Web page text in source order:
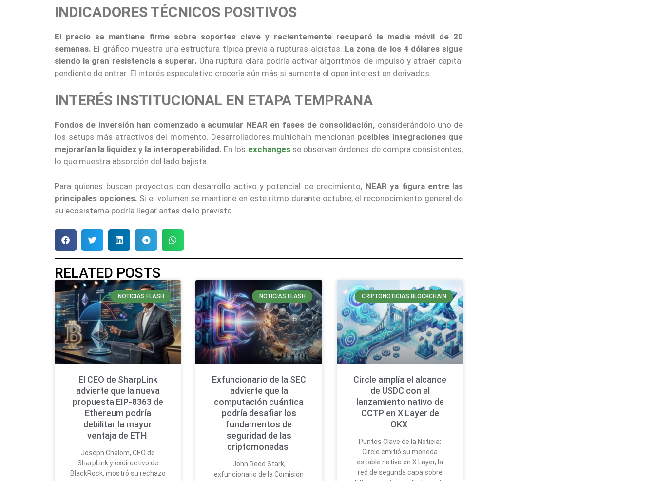
INDICADORES TÉCNICOS POSITIVOS
El precio se mantiene firme sobre soportes clave y recientemente recuperó la media móvil de 20
semanas. El gráfico muestra una estructura típica previa a rupturas alcistas. La zona de los 4 dólares sigue
siendo la gran resistencia a superar. Una ruptura clara podría activar algoritmos de impulso y atraer capital
pendiente de entrar. El interés especulativo crecería aún más si aumenta el open interest en derivados.
INTERÉS INSTITUCIONAL EN ETAPA TEMPRANA
Fondos de inversión han comenzado a acumular NEAR en fases de consolidación, considerándolo uno de
los setups más atractivos del momento. Desarrolladores multichain mencionan posibles integraciones que
mejorarían la liquidez y la interoperabilidad. En los exchanges se observan órdenes de compra consistentes,
lo que muestra absorción del lado bajista.
Para quienes buscan proyectos con desarrollo activo y potencial de crecimiento, NEAR ya figura entre las
principales opciones. Si el volumen se mantiene en este ritmo durante octubre, el reconocimiento general de
su ecosistema podría llegar antes de lo previsto.
RELATED POSTS
NOTICIAS FLASH
El CEO de SharpLink
advierte que la nueva
propuesta EIP-8363 de
Ethereum podría
debilitar la mayor
ventaja de ETH
Joseph Chalom, CEO de
SharpLink y exdirectivo de
BlackRock, mostró su rechazo
NOTICIAS FLASH
Exfuncionario de la SEC
advierte que la
computación cuántica
podría desafiar los
fundamentos de
seguridad de las
criptomonedas
John Reed Stark,
exfuncionario de la Comisión
CRIPTONOTICIAS BLOCKCHAIN
Circle amplía el alcance
de USDC con el
lanzamiento nativo de
CCTP en X Layer de
OKX
Puntos Clave de la Noticia:
Circle emitió su moneda
estable nativa en X Layer, la
red de segunda capa sobre